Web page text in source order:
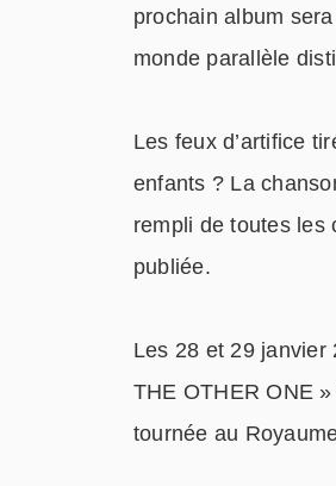
prochain album
monde parallèle
Les feux d’artifice
enfants ? La
rempli de toutes les
publiée.
Les 28 et 29 janvier
THE OTHER ONE
tournée au